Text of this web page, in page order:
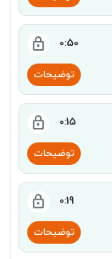
0:50
توضیحات
0:15
توضیحات
0:19
توضیحات